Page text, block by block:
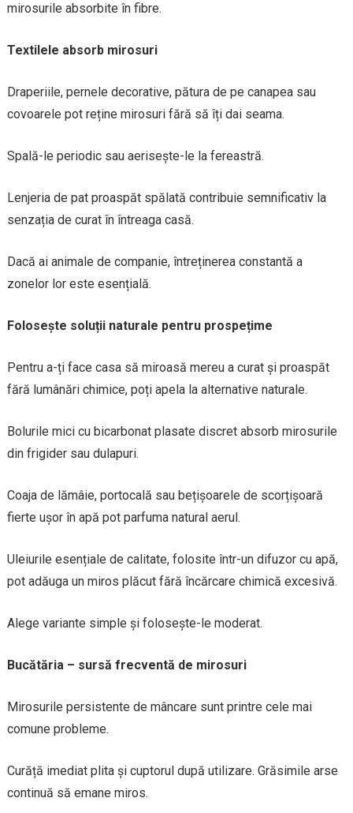
mirosurile absorbite în fibre.
Textilele absorb mirosuri
Draperiile, pernele decorative, pătura de pe canapea sau
covoarele pot reține mirosuri fără să îți dai seama.
Spală-le periodic sau aerisește-le la fereastră.
Lenjeria de pat proaspăt spălată contribuie semnificativ la
senzația de curat în întreaga casă.
Dacă ai animale de companie, întreținerea constantă a
zonelor lor este esențială.
Folosește soluții naturale pentru prospețime
Pentru a-ți face casa să miroasă mereu a curat și proaspăt
fără lumânări chimice, poți apela la alternative naturale.
Bolurile mici cu bicarbonat plasate discret absorb mirosurile
din frigider sau dulapuri.
Coaja de lămâie, portocală sau bețișoarele de scorțișoară
fierte ușor în apă pot parfuma natural aerul.
Uleiurile esențiale de calitate, folosite într-un difuzor cu apă,
pot adăuga un miros plăcut fără încărcare chimică excesivă.
Alege variante simple și folosește-le moderat.
Bucătăria – sursă frecventă de mirosuri
Mirosurile persistente de mâncare sunt printre cele mai
comune probleme.
Curăță imediat plita și cuptorul după utilizare. Grăsimile arse
continuă să emane miros.